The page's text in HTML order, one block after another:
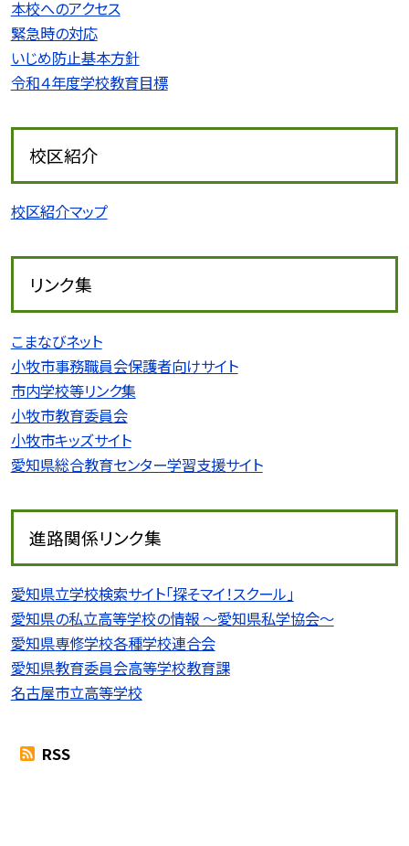
本校へのアクセス
緊急時の対応
いじめ防止基本方針
令和４年度学校教育目標
校区紹介
校区紹介マップ
リンク集
こまなびネット
小牧市事務職員会保護者向けサイト
市内学校等リンク集
小牧市教育委員会
小牧市キッズサイト
愛知県総合教育センター学習支援サイト
進路関係リンク集
愛知県立学校検索サイト「探そマイ！スクール」
愛知県の私立高等学校の情報 〜愛知県私学協会〜
愛知県専修学校各種学校連合会
愛知県教育委員会高等学校教育課
名古屋市立高等学校
RSS